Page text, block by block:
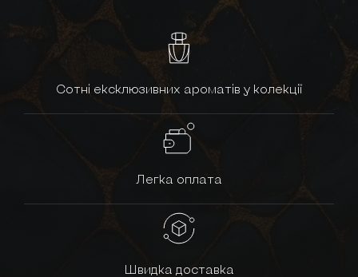
Сотні ексклюзивних ароматів у колекції
Легка оплата
Швидка доставка